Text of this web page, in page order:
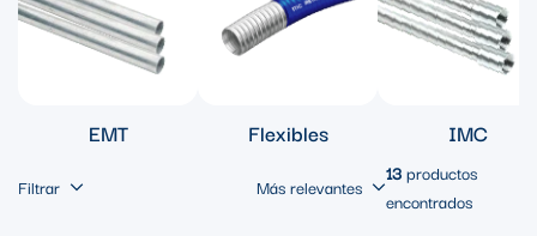
EMT Flexibles IMC
Filtrar Más relevantes
13productos
encontrados